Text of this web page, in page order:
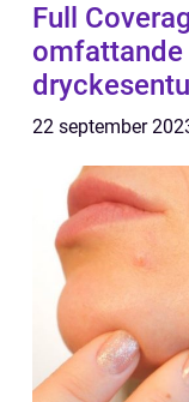
Full
22 september